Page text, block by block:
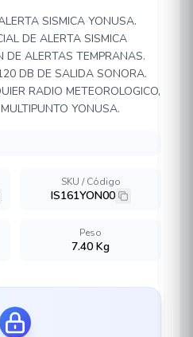
SISMICA YONUSA.
DE ALERTA SISMICA
DE ALERTAS TEMPRANAS.
DB DE SALIDA SONORA.
RADIO METEOROLOGICO,
YONUSA.
SKU / Código
IS161YON00
Peso
7.40 Kg